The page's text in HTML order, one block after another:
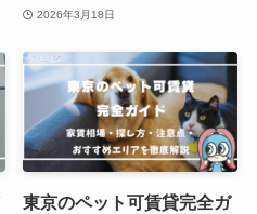
2026年3月18日
東京のペット可賃貸完全ガ